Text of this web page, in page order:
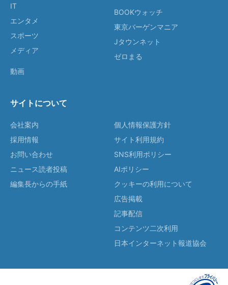
IT
エンタメ
スポーツ
メディア
動画
BOOKウォッチ
東京バーゲンマニア
Jタウンネット
ゼロまる
サイトについて
会社案内
採用情報
お問い合わせ
ニュース読者投稿
編集長からの手紙
個人情報保護方針
サイト利用規約
SNS利用ポリシー
AIポリシー
クッキーの利用について
広告掲載
記事配信
コンテンツ二次利用
日本インターネット報道協会